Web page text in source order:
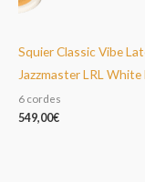
Squier Classic Vibe
Jazzmaster LRL
6 cordes
549,00€